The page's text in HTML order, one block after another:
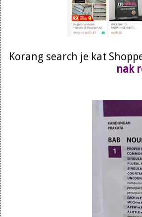
Korang search je kat
nak